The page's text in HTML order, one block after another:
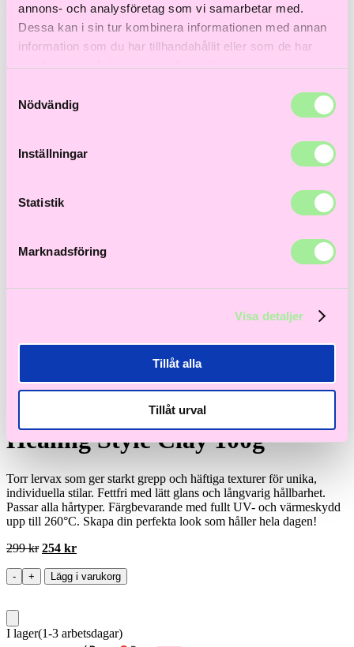
annons- och analysföretag som vi samarbetar med.
Dessa kan i sin tur kombinera informationen med annan
information som du har tillhandahållit eller som de har
samlat in när du har använt deras tjänster.
Nödvändig
Inställningar
Statistik
Marknadsföring
Visa detaljer
Tillåt alla
Tillåt urval
Hem>Fint hår> Healing Style Clay 100g
-15%
Healing Style Clay 100g
Torr lervax som ger starkt grepp och häftiga texturer för unika,
individuella stilar. Fettfri med lätt glans och långvarig hållbarhet.
Passar alla hårtyper. Färgbevarande med fullt UV- och värmeskydd
upp till 260°C. Skapa din perfekta look som håller hela dagen!
299kr Det
priset
254 krDet
priset
-
Healing
Clay
100g
mängd
+ Lägg i varukorg
I lager(1-3 arbetsdagar)